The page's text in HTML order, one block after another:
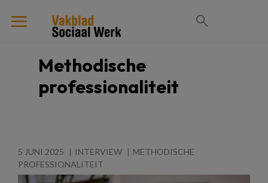
Methodische
professionaliteit
5 JUNI 2025 INTERVIEW
METHODISCHE
PROFESSIONALITEIT